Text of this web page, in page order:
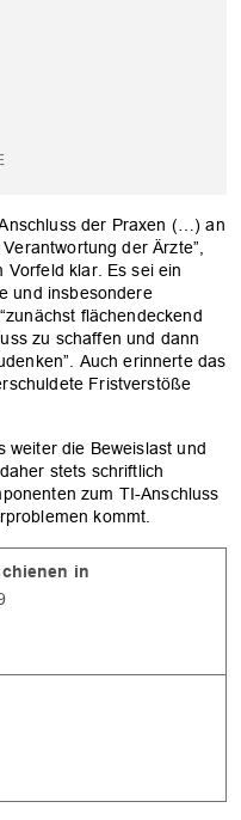
der Praxen (…) an
der Ärzte”,
Vorfeld klar. Es sei ein
und insbesondere
flächendeckend
zu schaffen und dann
Auch erinnerte das
Fristverstöße
weiter die Beweislast und
stets schriftlich
zum TI-Anschluss
kommt.
in